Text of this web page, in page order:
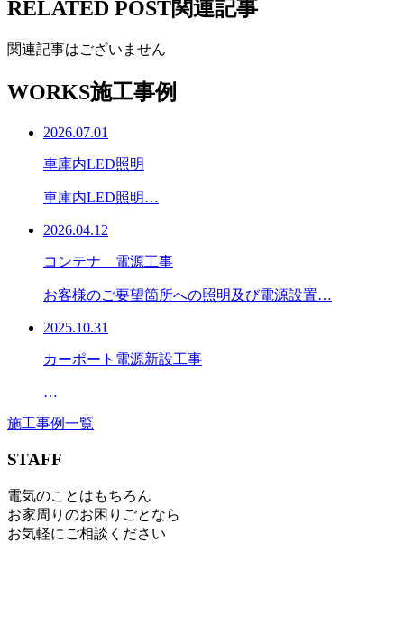
RELATED POST関連記事
関連記事はございません
WORKS施工事例
2026.07.01
車庫内LED照明
車庫内LED照明…
2026.04.12
コンテナ 電源工事
お客様のご要望箇所への照明及び電源設置…
2025.10.31
カーポート電源新設工事
…
施工事例一覧
STAFF
電気のことはもちろん
お家周りのお困りごとなら
お気軽にご相談ください